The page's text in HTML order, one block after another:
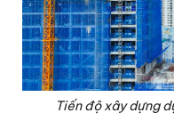
Tiến độ xây dựng